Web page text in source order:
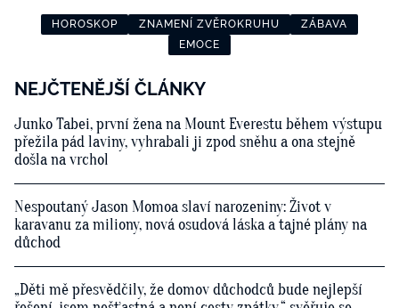
HOROSKOP ZNAMENÍ ZVĚROKRUHU
ZÁBAVA
EMOCE
NEJČTENĚJŠÍ ČLÁNKY
Junko Tabei, první žena na Mount Everestu během výstupu
přežila pád laviny, vyhrabali ji zpod sněhu a ona stejně
došla na vrchol
Nespoutaný Jason Momoa slaví narozeniny: Život v
karavanu za miliony, nová osudová láska a tajné plány na
důchod
„Děti mě přesvědčily, že domov důchodců bude nejlepší